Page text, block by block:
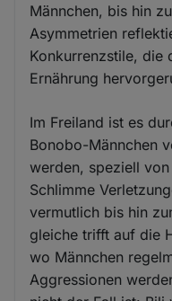
Männchen, bis hin
Asymmetrien
Konkurrenzstile, die
Ernährung
Im Freiland ist es
Bonobo-Männchen
werden, speziell
Schlimme
vermutlich bis hin
gleiche trifft auf die
wo Männchen
Aggressionen